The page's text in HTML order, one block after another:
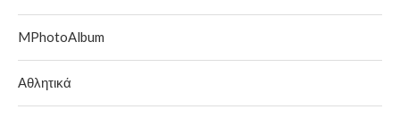
MPhotoAlbum
Αθλητικά